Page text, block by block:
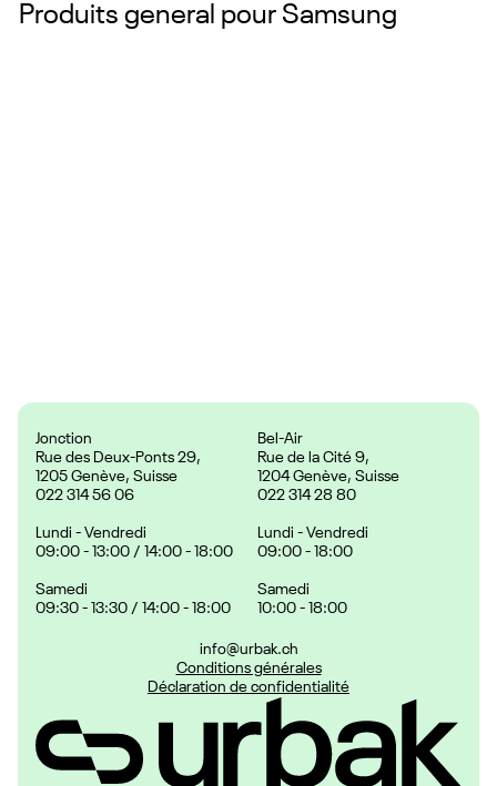
Produits general pour Samsung
Jonction
Rue des Deux-Ponts 29,
1205 Genève, Suisse
022 314 56 06
Lundi - Vendredi
09:00 - 13:00 / 14:00 - 18:00
Samedi
09:30 - 13:30 / 14:00 - 18:00
Bel-Air
Rue de la Cité 9,
1204 Genève, Suisse
022 314 28 80
Lundi - Vendredi
09:00 - 18:00
Samedi
10:00 - 18:00
info@urbak.ch
Conditions générales
Déclaration de confidentialité